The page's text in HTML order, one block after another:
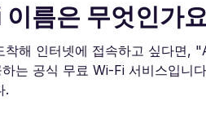
름은 무엇인가
착해 인터넷에 접속하고 싶다
는 공식 무료 Wi-Fi 서비스입니
.